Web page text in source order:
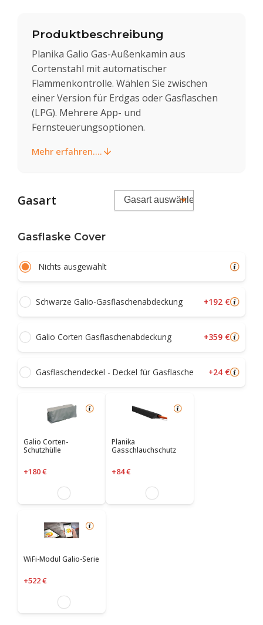
Produktbeschreibung
Planika Galio Gas-Außenkamin aus
Cortenstahl mit automatischer
Flammenkontrolle. Wählen Sie zwischen
einer Version für Erdgas oder Gasflaschen
(LPG). Mehrere App- und
Fernsteuerungsoptionen.
Mehr erfahren....
Gasart
Gasflaske Cover
Nichts ausgewählt
Schwarze Galio-Gasflaschenabdeckung +192 €
Galio Corten Gasflaschenabdeckung +359 €
Gasflaschendeckel - Deckel für Gasflasche +24 €
Galio Corten-
Schutzhülle
+180 €
Planika
Gasschlauchschutz
+84 €
WiFi-Modul Galio-Serie
+522 €